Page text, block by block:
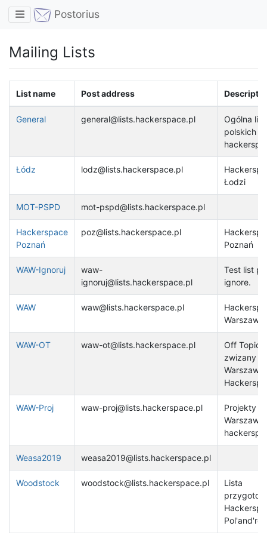
Toggle navigation
Postorius
Mailing Lists
List name Post address
General general@lists.hackerspace.pl
Ogólna
polskich
Łódz lodz@lists.hackerspace.pl
Łodzi
MOT-PSPD mot-pspd@lists.hackerspace.pl
Hackerspace
Poznań
poz@lists.hackerspace.pl
Poznań
WAW-Ignoruj
waw-
ignoruj@lists.hackerspace.pl
Test list
ignore.
WAW waw@lists.hackerspace.pl
Warszawa
WAW-OT waw-ot@lists.hackerspace.pl
Off Topic
zwizany z
WAW-Proj waw-proj@lists.hackerspace.pl
Projekty
Weasa2019 weasa2019@lists.hackerspace.pl
Woodstock woodstock@lists.hackerspace.pl
Lista